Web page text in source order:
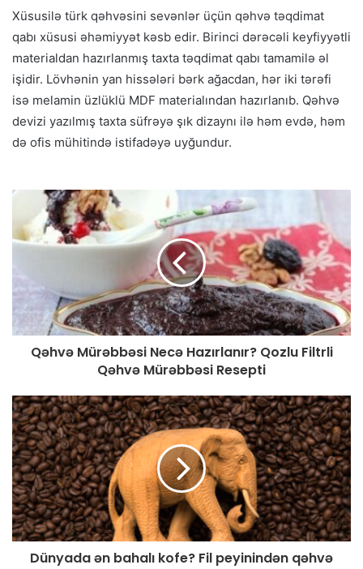
Xüsusilə türk qəhvəsini sevənlər üçün qəhvə təqdimat
qabı xüsusi əhəmiyyət kəsb edir. Birinci dərəcəli keyfiyyətli
materialdan hazırlanmış taxta təqdimat qabı tamamilə əl
işidir. Lövhənin yan hissələri bərk ağacdan, hər iki tərəfi
isə melamin üzlüklü MDF materialından hazırlanıb. Qəhvə
devizi yazılmış taxta süfrəyə şık dizaynı ilə həm evdə, həm
də ofis mühitində istifadəyə uyğundur.
Qəhvə Mürəbbəsi Necə Hazırlanır? Qozlu Filtrli
Qəhvə Mürəbbəsi Resepti
Dünyada ən bahalı kofe? Fil peyinindən qəhvə